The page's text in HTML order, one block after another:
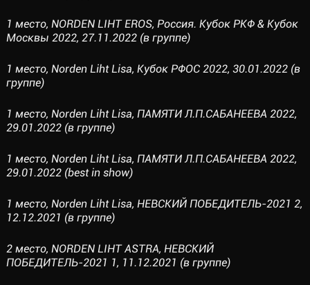
1 место, NORDEN LIHT EROS, Россия. Кубок РКФ & Кубок
Москвы 2022, 27.11.2022 (в группе)
1 место, Norden Liht Lisa, Кубок РФОС 2022, 30.01.2022 (в
группе)
1 место, Norden Liht Lisa, ПАМЯТИ Л.П.САБАНЕЕВА 2022,
29.01.2022 (в группе)
1 место, Norden Liht Lisa, ПАМЯТИ Л.П.САБАНЕЕВА 2022,
29.01.2022 (best in show)
1 место, Norden Liht Lisa, НЕВСКИЙ ПОБЕДИТЕЛЬ-2021 2,
12.12.2021 (в группе)
2 место, NORDEN LIHT ASTRA, НЕВСКИЙ
ПОБЕДИТЕЛЬ-2021 1, 11.12.2021 (в группе)